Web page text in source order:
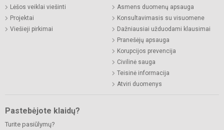
Lėšos veiklai viešinti
Projektai
Viešieji pirkimai
Asmens duomenų apsauga
Konsultavimasis su visuomene
Dažniausiai užduodami klausimai
Pranešėjų apsauga
Korupcijos prevencija
Civilinė sauga
Teisinė informacija
Atviri duomenys
Pastebėjote klaidų?
Turite pasiūlymų?